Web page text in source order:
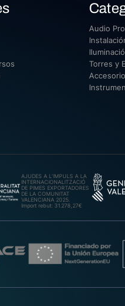
Audio
Torres y
AJUDES A L’IMPULS A LA
INTERNACIONALITZACIÓ
DE PIMES EXPORTADORES
DE LA COMUNITAT
VALENCIANA 2025.
Import rebut: 31.278,27€